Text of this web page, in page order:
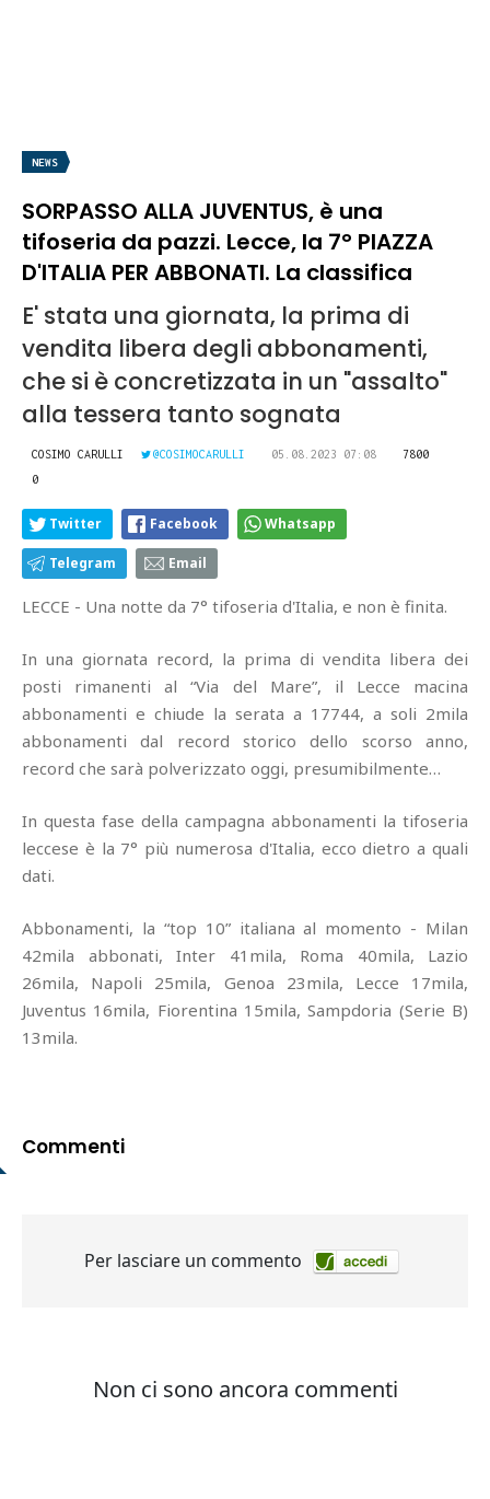
NEWS
SORPASSO ALLA JUVENTUS, è una
tifoseria da pazzi. Lecce, la 7° PIAZZA
D'ITALIA PER ABBONATI. La classifica
E' stata una giornata, la prima di
vendita libera degli abbonamenti,
che si è concretizzata in un "assalto"
alla tessera tanto sognata
COSIMO CARULLI @COSIMOCARULLI 05.08.2023 07:08
7800
0
Twitter Facebook Whatsapp
Telegram Email
LECCE - Una notte da 7° tifoseria d'Italia, e non è finita.
In una giornata record, la prima di vendita libera dei
posti rimanenti al “Via del Mare”, il Lecce macina
abbonamenti e chiude la serata a 17744, a soli 2mila
abbonamenti dal record storico dello scorso anno,
record che sarà polverizzato oggi, presumibilmente…
In questa fase della campagna abbonamenti la tifoseria
leccese è la 7° più numerosa d'Italia, ecco dietro a quali
dati.
Abbonamenti, la “top 10” italiana al momento - Milan
42mila abbonati, Inter 41mila, Roma 40mila, Lazio
26mila, Napoli 25mila, Genoa 23mila, Lecce 17mila,
Juventus 16mila, Fiorentina 15mila, Sampdoria (Serie B)
13mila.
Commenti